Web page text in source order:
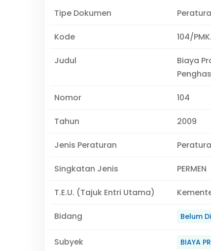
Tipe Dokumen
Kode 104/
Judul
Biaya
Nomor 104
Tahun 2009
Jenis Peraturan
Singkatan Jenis PERMEN
T.E.U. (Tajuk Entri Utama)
Bidang Belum
Subyek BIAYA